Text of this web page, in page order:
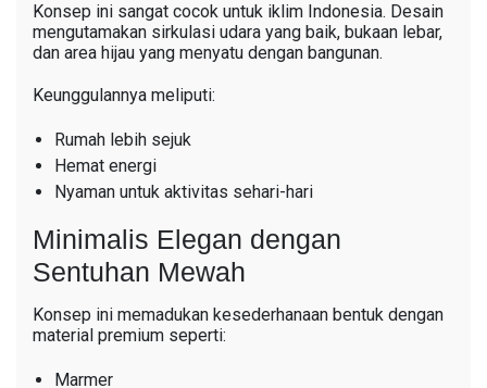
Konsep ini sangat cocok untuk iklim Indonesia. Desain
mengutamakan sirkulasi udara yang baik, bukaan lebar,
dan area hijau yang menyatu dengan bangunan.
Keunggulannya meliputi:
Rumah lebih sejuk
Hemat energi
Nyaman untuk aktivitas sehari-hari
Minimalis Elegan dengan
Sentuhan Mewah
Konsep ini memadukan kesederhanaan bentuk dengan
material premium seperti:
Marmer